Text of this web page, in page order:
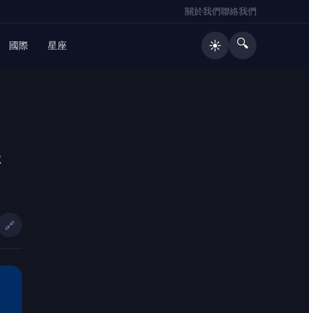
關於我們聯絡我們
國際 星座 ☀️ 🔍
🔗